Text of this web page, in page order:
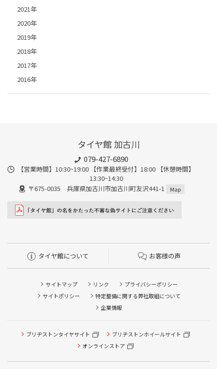
2021年
2020年
2019年
2018年
2017年
2016年
タイヤ館 加古川
079-427-6890
【営業時間】10:30~19:00 【作業最終受付】18:00 【休憩時間】
13:30~14:30
〒675-0035 兵庫県加古川市加古川町友沢441-1
Map
タイヤ館について お客様の声
サイトマップ リンク
プライバシーポリシー
サイトポリシー
特定整備に関する弊社取組について
企業情報
ブリヂストンタイヤサイト
ブリヂストンホイールサイト
オンラインストア
タイヤ点検・安全点検/タイヤ履き替え/オイル交換/その他
ピット作業の予約